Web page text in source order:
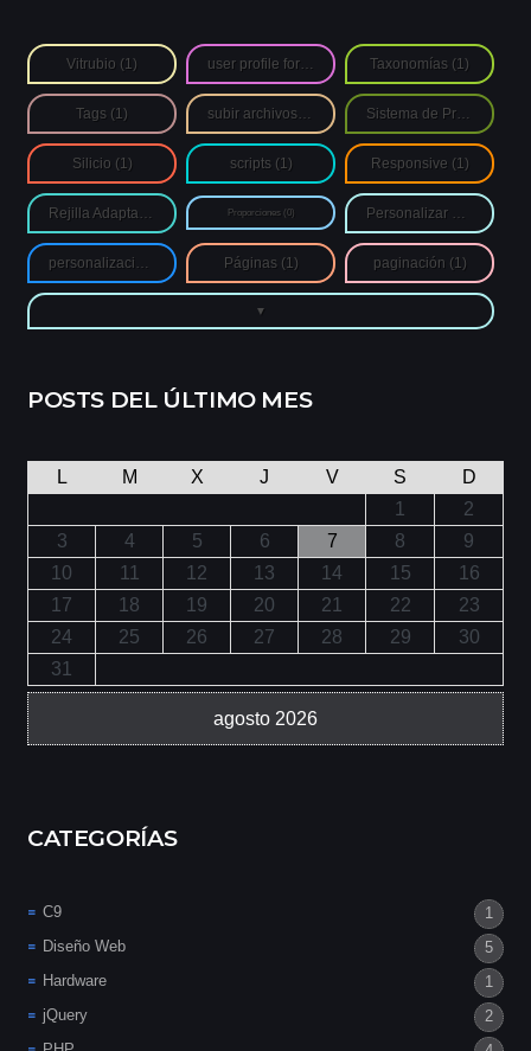
Vitrubio (1) (1) Taxonomías (1)
Tags (1) (1)
Silicio (1) scripts (1) Responsive (1)
(1) Proporciones(0) (1)
Páginas (1) paginación (1)
POSTS DEL ÚLTIMO MES
agosto 2026
L M X J V S
D
1
2
3
4 5 6 7 8
9
10
11 12 13 14 15
16
17
18 19 20 21 22
23
24
25 26 27 28 29
30
31
CATEGORÍAS
C9
1
Diseño Web
5
Hardware
1
jQuery
2